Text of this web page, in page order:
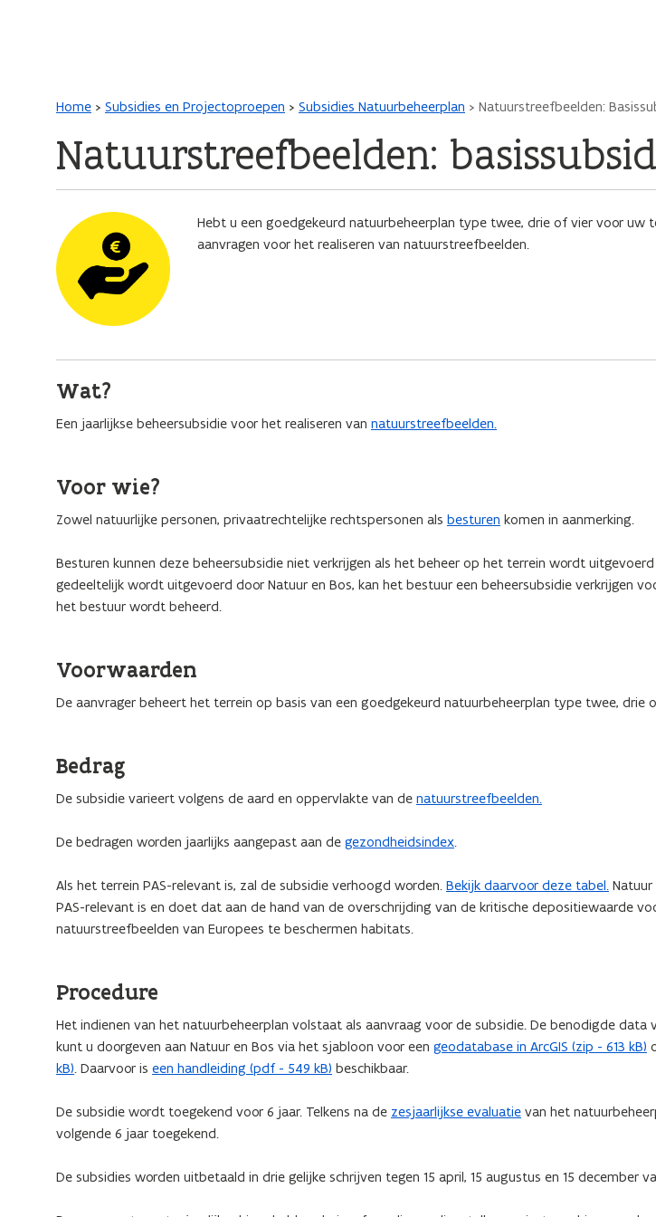
de
inhoud
gaan
Kruimelpad
Home Subsidies en Projectoproepen Subsidies Natuurbeheerplan Natuurstreefbeelden:
Natuurstreefbeelden:
Afbeelding
Hebt u een goedgekeurd natuurbeheerplan type twee, drie of vier voor uw
aanvragen voor het realiseren van natuurstreefbeelden.
Wat?
Een jaarlijkse beheersubsidie voor het realiseren van natuurstreefbeelden.
Voor wie?
Zowel natuurlijke personen, privaatrechtelijke rechtspersonen als besturen komen in aanmerking.
Besturen kunnen deze beheersubsidie niet verkrijgen als het beheer op het terrein wordt
gedeeltelijk wordt uitgevoerd door Natuur en Bos, kan het bestuur een beheersubsidie verkrijgen
het bestuur wordt beheerd.
Voorwaarden
De aanvrager beheert het terrein op basis van een goedgekeurd natuurbeheerplan type twee, drie
Bedrag
De subsidie varieert volgens de aard en oppervlakte van de natuurstreefbeelden.
De bedragen worden jaarlijks aangepast aan de gezondheidsindex.
Als het terrein PAS-relevant is, zal de subsidie verhoogd worden. Bekijk daarvoor deze tabel.
PAS-relevant is en doet dat aan de hand van de overschrijding van de kritische depositiewaarde
natuurstreefbeelden van Europees te beschermen habitats.
Procedure
Het indienen van het natuurbeheerplan volstaat als aanvraag voor de subsidie. De benodigde data
kunt u doorgeven aan Natuur en Bos via het sjabloon voor een geodatabase in ArcGIS (zip - 613 kB)
kB). Daarvoor is een handleiding (pdf - 549 kB) beschikbaar.
De subsidie wordt toegekend voor 6 jaar. Telkens na de zesjaarlijkse evaluatie van het
volgende 6 jaar toegekend.
De subsidies worden uitbetaald in drie gelijke schrijven tegen 15 april, 15 augustus en 15 december